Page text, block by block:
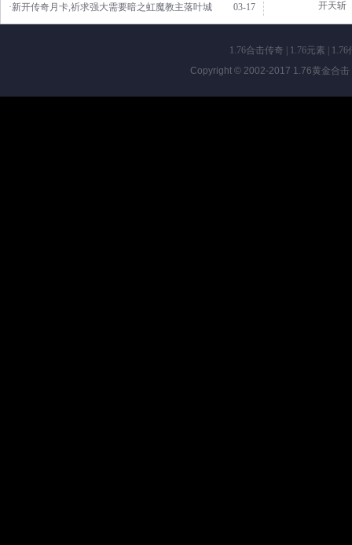
03-17
·新开传奇月卡,祈求强大需要暗之虹魔教主落叶城 开天斩
1.76合击传奇 1.76元素
1.76
Copyright © 2002-2017 1.76黄金合击